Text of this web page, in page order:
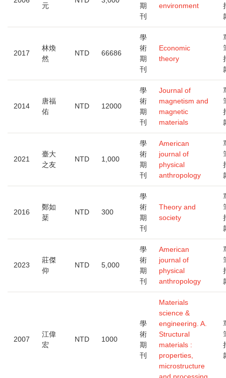
元
期
刊
environment
2017
林煥
然
NTD 66686
學
術
期
刊
Economic
theory
2014
唐福
佑
NTD 12000
學
術
期
刊
Journal of
magnetism and
magnetic
materials
2021
臺大
之友
NTD 1,000
學
術
期
刊
American
journal of
physical
anthropology
2016
鄭如
棻
NTD 300
學
術
期
刊
Theory and
society
2023
莊傑
仰
NTD 5,000
學
術
期
刊
American
journal of
physical
anthropology
2007
江偉
宏
NTD 1000
學
術
期
刊
Materials
science &
engineering. A.
Structural
materials :
properties,
microstructure